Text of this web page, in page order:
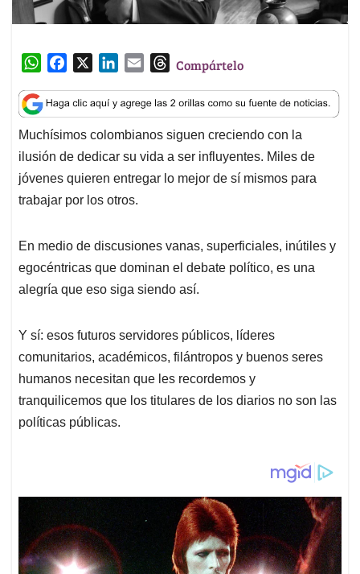
W
a
t
s
A
p
p
c
e
b
o
o
k
n
k
e
d
I
n
a
i
l
T
r
e
a
d
s
Compártelo
Muchísimos colombianos siguen creciendo con la
ilusión de dedicar su vida a ser influyentes. Miles de
jóvenes quieren entregar lo mejor de sí mismos para
trabajar por los otros.
En medio de discusiones vanas, superficiales, inútiles y
egocéntricas que dominan el debate político, es una
alegría que eso siga siendo así.
Y sí: esos futuros servidores públicos, líderes
comunitarios, académicos, filántropos y buenos seres
humanos necesitan que les recordemos y
tranquilicemos que los titulares de los diarios no son las
políticas públicas.